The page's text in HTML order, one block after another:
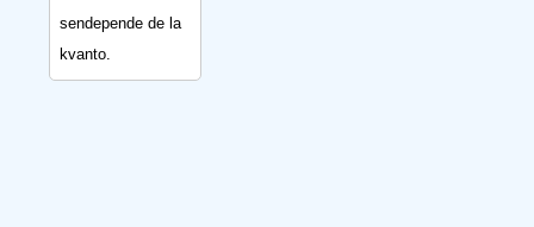
sendepende de la
kvanto.